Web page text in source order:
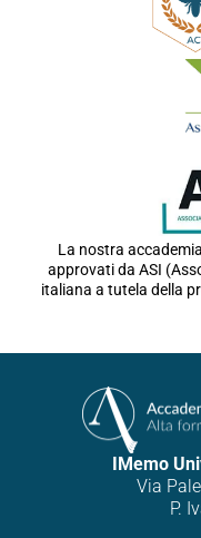
La nostra
approvati da ASI
italiana a tutela della
IMemo
Via
P.